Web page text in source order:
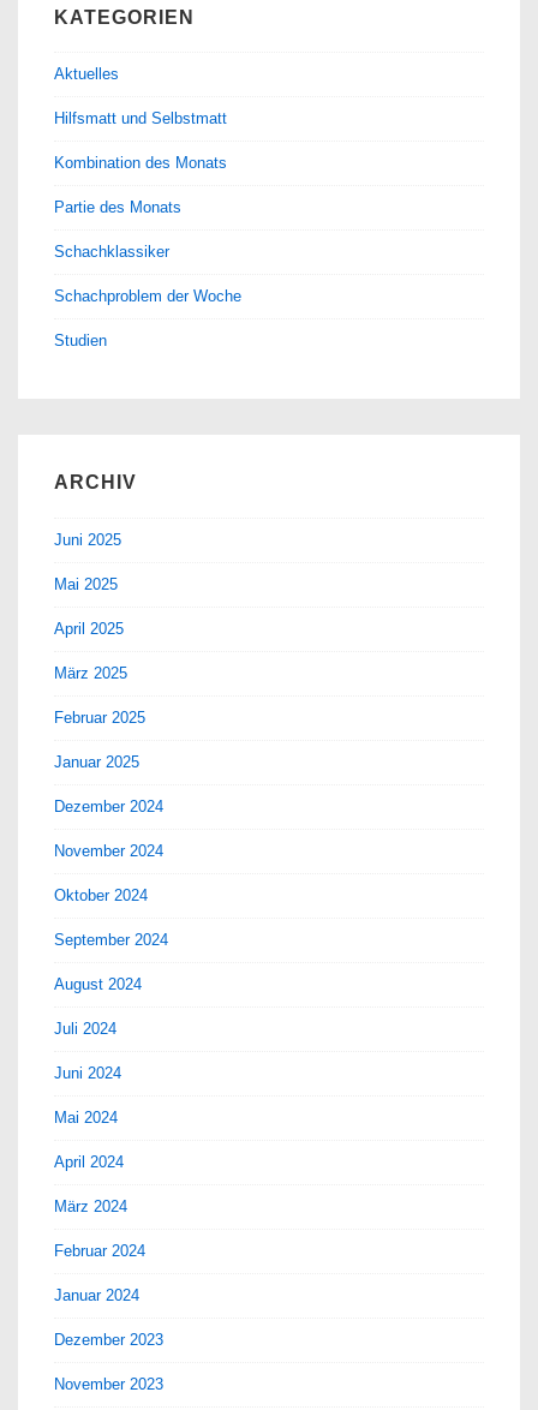
KATEGORIEN
Aktuelles
Hilfsmatt und Selbstmatt
Kombination des Monats
Partie des Monats
Schachklassiker
Schachproblem der Woche
Studien
ARCHIV
Juni 2025
Mai 2025
April 2025
März 2025
Februar 2025
Januar 2025
Dezember 2024
November 2024
Oktober 2024
September 2024
August 2024
Juli 2024
Juni 2024
Mai 2024
April 2024
März 2024
Februar 2024
Januar 2024
Dezember 2023
November 2023